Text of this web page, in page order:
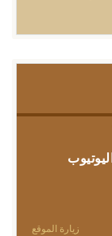
زيارة الموقع